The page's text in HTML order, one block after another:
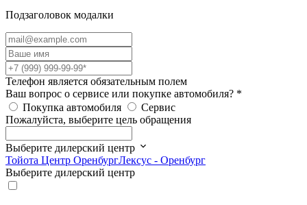
Подзаголовок модалки
Телефон является обязательным полем
Ваш вопрос о сервисе или покупке автомобиля? *
Покупка автомобиля
Сервис
Пожалуйста, выберите цель обращения
Выберите дилерский центр
Тойота Центр ОренбургЛексус - Оренбург
Выберите дилерский центр